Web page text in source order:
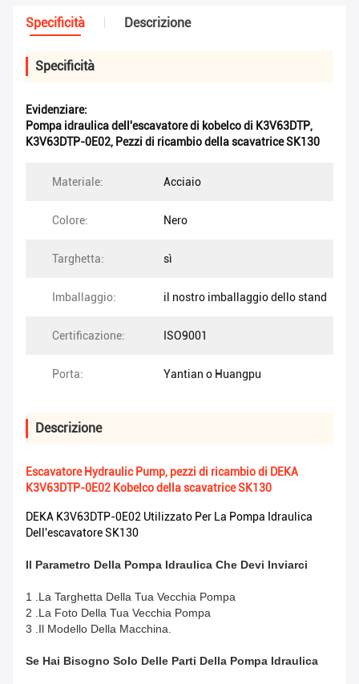
Specificità Descrizione
Specificità
Evidenziare:
Pompa idraulica dell'escavatore di kobelco di K3V63DTP,
K3V63DTP-0E02, Pezzi di ricambio della scavatrice SK130
Materiale: Acciaio
Colore: Nero
Targhetta: sì
Imballaggio: il nostro imballaggio dello stand
Certificazione: ISO9001
Porta: Yantian o Huangpu
Descrizione
Escavatore Hydraulic Pump, pezzi di ricambio di DEKA
K3V63DTP-0E02 Kobelco della scavatrice SK130
DEKA K3V63DTP-0E02 Utilizzato Per La Pompa Idraulica
Dell'escavatore SK130
Il Parametro Della Pompa Idraulica Che Devi Inviarci
1 .La Targhetta Della Tua Vecchia Pompa
2 .La Foto Della Tua Vecchia Pompa
3 .Il Modello Della Macchina.
Se Hai Bisogno Solo Delle Parti Della Pompa Idraulica